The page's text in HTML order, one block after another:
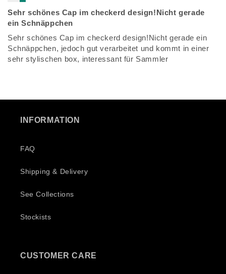
Sehr schönes Cap im checkerd design!Nicht gerade
ein Schnäppchen
Sehr schönes Cap im checkerd design!Nicht gerade ein
Schnäppchen, jedoch gut verarbeitet und kommt in einer
sehr stylischen box, interessant für Sammler
INFORMATION
FAQ
Shipping & Delivery
See Collections
Stockists
CUSTOMER CARE